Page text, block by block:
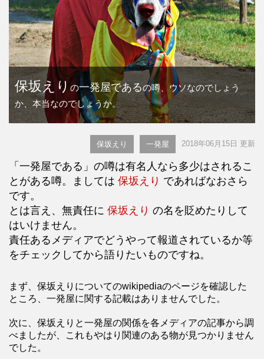
保坂えりの一発屋であるの噂、ウソなのでしょう
か、本当なのでしょうか。
保坂えり 一発屋 2018年06月15日 更新
「一発屋である」の噂は有名人なら多少はされるこ
とがある噂。ましては 保坂えり であればなおさら
です。
とは言え、無責任に 保坂えり の名を貶めたりして
はいけません。
責任あるメディアでどうやって報道されているか等
をチェックしてから語りたいものですね。
まず、保坂えりについてのwikipediaのページを確認した
ところ、一発屋に関する記載はありませんでした。
次に、保坂えりと一発屋の関係を各メディアの記事から調
べましたが、これもやはり関連のある物が見つかりません
でした。